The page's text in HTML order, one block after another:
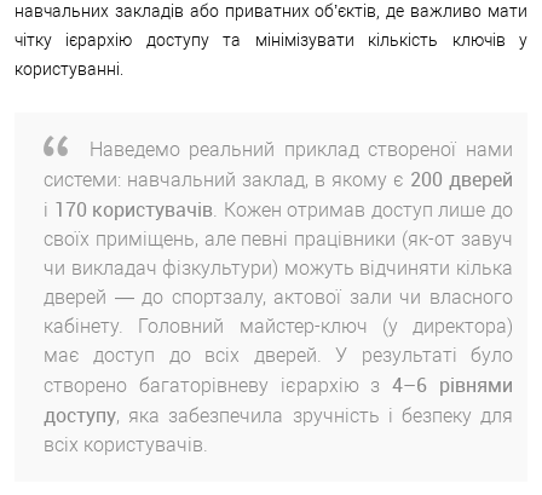
навчальних закладів або приватних об’єктів, де важливо мати
чітку ієрархію доступу та мінімізувати кількість ключів у
користуванні.
Наведемо реальний приклад створеної нами
системи: навчальний заклад, в якому є 200 дверей
і 170 користувачів. Кожен отримав доступ лише до
своїх приміщень, але певні працівники (як-от завуч
чи викладач фізкультури) можуть відчиняти кілька
дверей — до спортзалу, актової зали чи власного
кабінету. Головний майстер-ключ (у директора)
має доступ до всіх дверей. У результаті було
створено багаторівневу ієрархію з4–6 рівнями
доступу, яка забезпечила зручність і безпеку для
всіх користувачів.